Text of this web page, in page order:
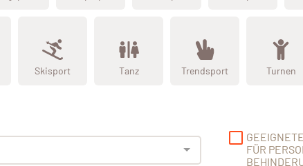
Skisport Tanz Trendsport Turnen
FÜR